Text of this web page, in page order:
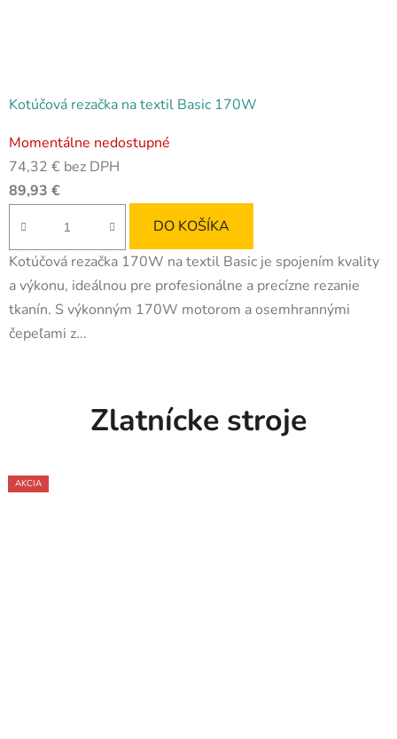
Kotúčová rezačka na textil Basic 170W
hodnotenie
produktu
je
5,0
z
5
hviezdičiek.
Momentálne nedostupné
74,32 € bez DPH
89,93 €
DO KOŠÍKA
Kotúčová rezačka 170W na textil Basic je spojením kvality
a výkonu, ideálnou pre profesionálne a precízne rezanie
tkanín. S výkonným 170W motorom a osemhrannými
čepeľami z...
Zlatnícke stroje
AKCIA